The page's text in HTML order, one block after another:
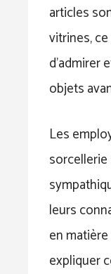
articles
vitrines,
d’admirer
objets
Les
leurs
en
expliquer